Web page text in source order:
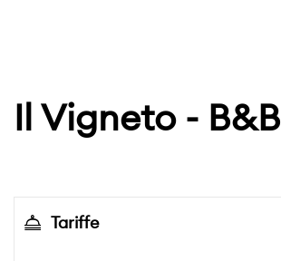
Il Vigneto - B&B
Tariffe